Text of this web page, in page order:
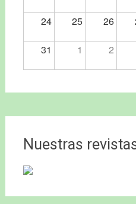
24 25 26
31 1 2
Nuestras